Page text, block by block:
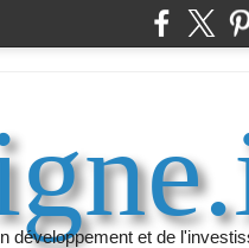
développement et de